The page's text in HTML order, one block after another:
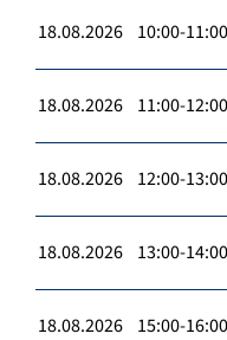
18.08.2026 10:00-11:00
18.08.2026 11:00-12:00
18.08.2026 12:00-13:00
18.08.2026 13:00-14:00
18.08.2026 15:00-16:00